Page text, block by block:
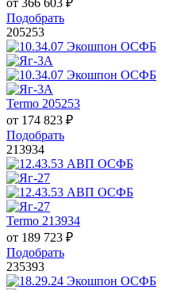
от 366 603 ₽
Подобрать
205253
Termo 205253
от 174 823 ₽
Подобрать
213934
Termo 213934
от 189 723 ₽
Подобрать
235393